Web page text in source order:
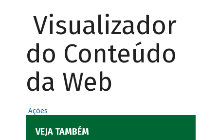
Visualizador
do Conteúdo
da Web
Ações
VEJA TAMBÉM